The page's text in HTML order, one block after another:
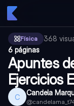
Física 368
6 páginas
Apuntes
Ejercicios
C Candela
@